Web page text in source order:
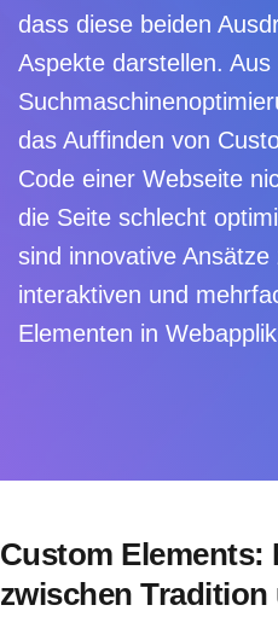
New
dass diese beiden
Aspekte darstellen.
das Auffinden von
Code einer Webseite
die Seite schlecht
sind innovative
interaktiven und
Elementen in Webapplik
Custom Elements:
zwischen